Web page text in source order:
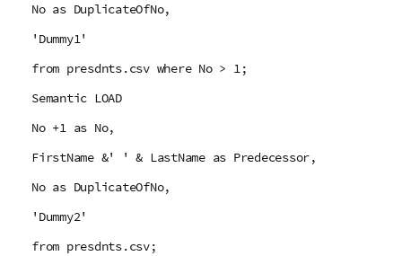
No as DuplicateOfNo,
'Dummy1'
from presdnts.csv where No > 1;
Semantic LOAD
No +1 as No,
FirstName &' ' & LastName as Predecessor,
No as DuplicateOfNo,
'Dummy2'
from presdnts.csv;